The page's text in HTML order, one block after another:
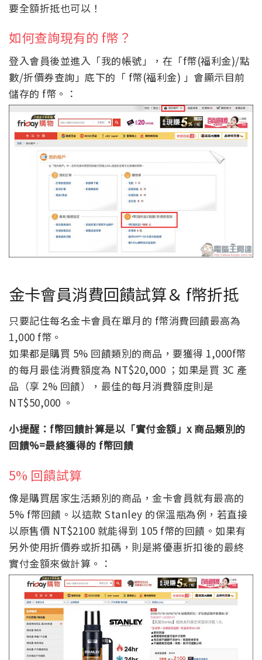
要全額折抵也可以！
如何查詢現有的 f幣？
登入會員後並進入「我的帳號」，在「f幣(福利金)/點
數/折價券查詢」底下的「 f幣(福利金) 」會顯示目前
儲存的 f幣。：
金卡會員消費回饋試算＆ f幣折抵
只要記住每名金卡會員在單月的 f幣消費回饋最高為
1,000 f幣。
如果都是購買 5% 回饋類別的商品，要獲得 1,000f幣
的每月最佳消費額度為 NT$20,000 ；如果是買 3C 產
品（享 2% 回饋），最佳的每月消費額度則是
NT$50,000 。
小提醒：f幣回饋計算是以「實付金額」x 商品類別的
回饋%=最終獲得的 f幣回饋
5% 回饋試算
像是購買居家生活類別的商品，金卡會員就有最高的
5% f幣回饋。以這款 Stanley 的保溫瓶為例，若直接
以原售價 NT$2100 就能得到 105 f幣的回饋。如果有
另外使用折價券或折扣碼，則是將優惠折扣後的最終
實付金額來做計算。：